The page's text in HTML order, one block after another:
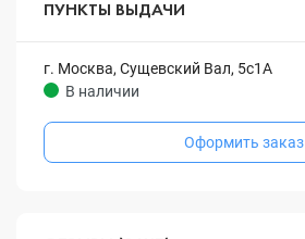
ПУНКТЫ ВЫДАЧИ
г. Москва, Сущевский Вал, 5с1А
В наличии
Оформить заказ